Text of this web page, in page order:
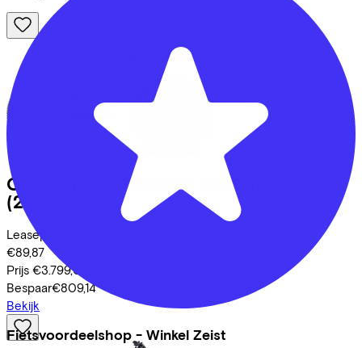
Fietsvoordeelshop - Winkel Zeist
Cube
STEREO ONE55 C:62 SLX 29
(2026)
Leaseprijs p/m vanaf
€89,87
Prijs €3.799,00
Bespaar€809,14
Bekijk